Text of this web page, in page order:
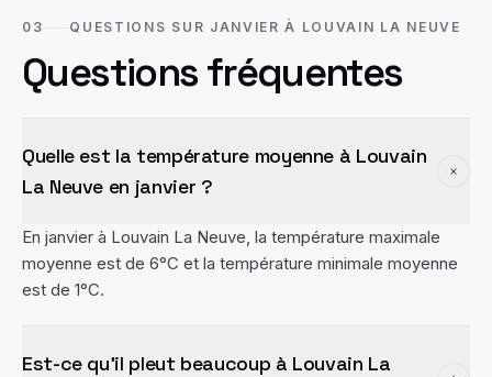
03 QUESTIONS SUR JANVIER À LOUVAIN LA NEUVE
Questions fréquentes
Quelle est la température moyenne à Louvain
La Neuve en janvier ?
En janvier à Louvain La Neuve, la température maximale
moyenne est de 6°C et la température minimale moyenne
est de 1°C.
Est-ce qu'il pleut beaucoup à Louvain La